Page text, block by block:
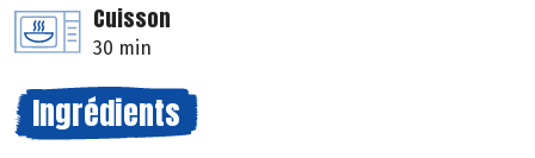
Cuisson
30 min
Ingrédients